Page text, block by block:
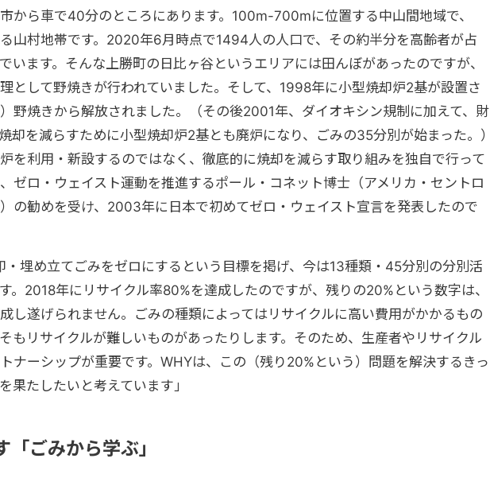
から車で40分のところにあります。100m-700mに位置する中山間地域で、
山村地帯です。2020年6月時点で1494人の人口で、その約半分を高齢者が占
います。そんな上勝町の 日比ヶ谷というエリアには田んぼがあったのですが、
として野焼きが行われていました。そして、1998年に小型焼却炉2基が設置さ
野焼きから解放されました。（その後2001年、ダイオキシン規制に加えて、財
却を減らすために小型焼却炉2基とも廃炉になり、ごみの35分別が始まった。）
を利用・新設するのではなく、徹底的に焼却を減らす取り組みを独自で行って
ゼロ・ウェイスト運動を推進するポール・コネット博士（ アメリカ・セントロ
の勧めを受け、2003年に日本で初めてゼロ・ウェイスト宣言を発表したので
埋め立てごみをゼロにするという目標を掲げ、今は13種類・45分別の分別活
。2018年にリサイクル率80%を達成したのですが、残りの20%という数字は、
し遂げられません。ごみの種類によってはリサイクルに高い費用がかかるもの
もリサイクルが難しいものがあったりします。そのため、生産者やリサイクル
ナーシップが重要です。WHYは、この（残り20%という）問題を解決するきっ
果たしたいと考えています」
ごみから学ぶ」